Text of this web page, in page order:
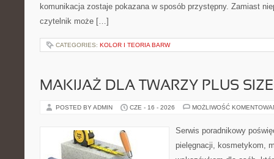
komunikacja zostaje pokazana w sposób przystępny. Zamiast
czytelnik może […]
CATEGORIES: KOLOR I TEORIA BARW
MAKIJAŻ DLA TWARZY PLUS SIZE
POSTED BY ADMIN CZE - 16 - 2026 MOŻLIWOŚĆ
Serwis poradnikowy
pielęgnacji, kosmetykom,